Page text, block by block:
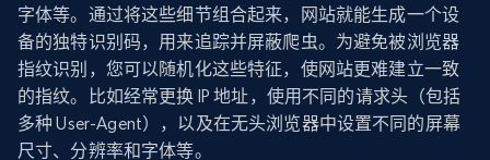
字体等。通过将这些细节组合起来，网站就能生成一个设
备的独特识别码，用来追踪并屏蔽爬虫。为避免被浏览器
指纹识别，您可以随机化这些特征，使网站更难建立一致
的指纹。比如经常更换 IP 地址，使用不同的请求头（包括
多种 User-Agent），以及在无头浏览器中设置不同的屏幕
尺寸、分辨率和字体等。